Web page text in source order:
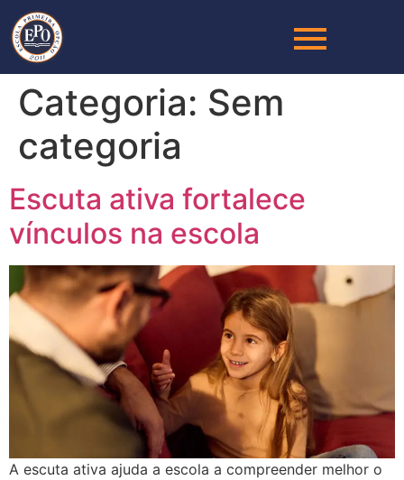
Categoria: Sem
categoria
Escuta ativa fortalece
vínculos na escola
A escuta ativa ajuda a escola a compreender melhor o